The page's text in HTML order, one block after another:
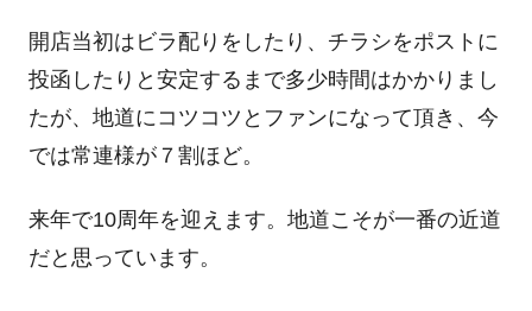
開店当初はビラ配りをしたり、チラシをポストに
投函したりと安定するまで多少時間はかかりまし
たが、地道にコツコツとファンになって頂き、今
では常連様が７割ほど。
来年で10周年を迎えます。地道こそが一番の近道
だと思っています。